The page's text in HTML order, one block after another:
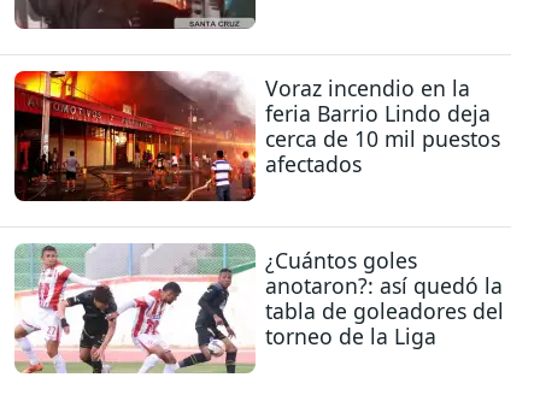
Voraz incendio en la
feria Barrio Lindo deja
cerca de 10 mil puestos
afectados
¿Cuántos goles
anotaron?: así quedó la
tabla de goleadores del
torneo de la Liga